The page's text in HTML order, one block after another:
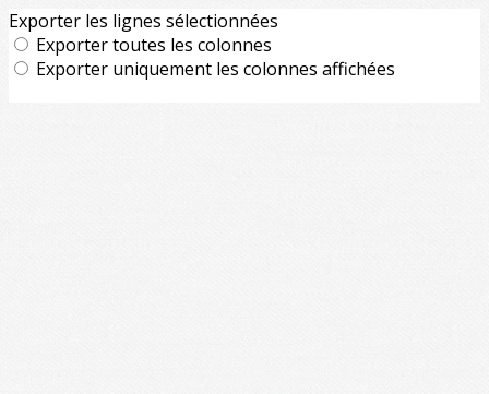
Exporter les lignes sélectionnées
Exporter toutes les colonnes
Exporter uniquement les colonnes affichées